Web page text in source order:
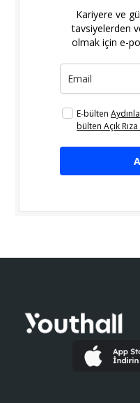
Kariyere ve
tavsiyelerden
olmak için e-
E-bülten
bülten Açık